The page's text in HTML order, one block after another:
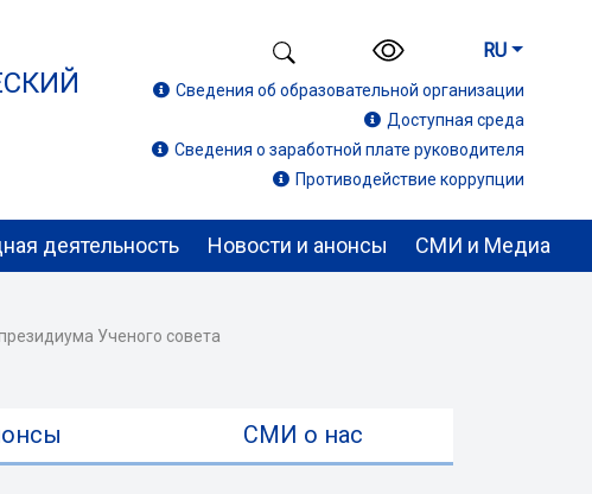
RU
Сведения об образовательной организации
Доступная среда
Сведения о заработной плате руководителя
Противодействие коррупции
деятельность Новости и анонсы СМИ и Медиа
Ученого совета
СМИ о нас